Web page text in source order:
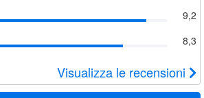
9,2
8,3
Visualizza le recensioni